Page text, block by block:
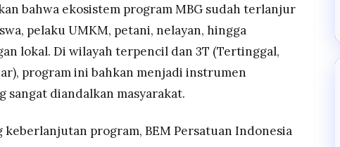
bahwa ekosistem program MBG sudah terlanjur
pelaku UMKM, petani, nelayan, hingga
lokal. Di wilayah terpencil dan 3T (Tertinggal,
program ini bahkan menjadi instrumen
sangat diandalkan masyarakat.
program, BEM Persatuan Indonesia